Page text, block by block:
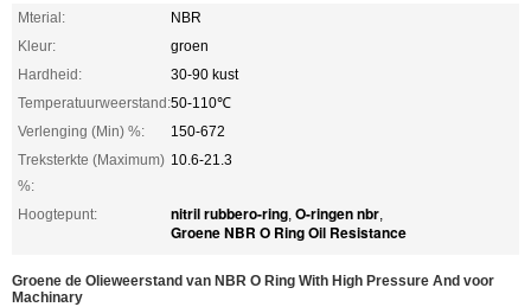
Mterial:
NBR
Kleur:
groen
Hardheid:
30-90 kust
Temperatuurweerstand:50-110℃
Verlenging (Min) %:
150-672
Treksterkte (Maximum)
%:
10.6-21.3
Hoogtepunt: nitril rubbero-ring, O-ringen nbr,
Groene NBR O Ring Oil Resistance
Groene de Olieweerstand van NBR O Ring With High Pressure And voor
Machinary